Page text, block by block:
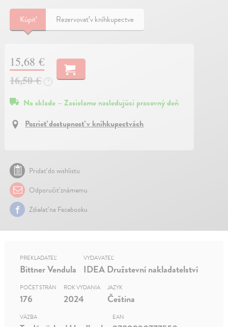
Kúpiť Rezervovať v kníhkupectve
15,68 €
16,50 €
?
Na sklade – Zasielame nasledujúci pracovný deň
Pozrieť dostupnosť v kníhkupectvách
Pridať do wishlistu
Odporučiť známemu
Zdielať na Facebooku
PREKLADATEĽ
Bittner Vendula
VYDAVATEĽ
IDEA Družstevní nakladatelství
POČET STRÁN
176
ROK VYDANIA
2024
JAZYK
Čeština
VÄZBA EAN